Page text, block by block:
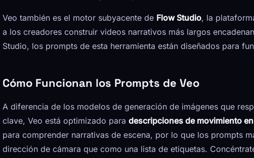
Veo también es el motor subyacente de Flow Studio, la
a los creadores construir videos narrativos más largos
Studio, los prompts de esta herramienta están diseñados para
Cómo Funcionan los Prompts de Veo
A diferencia de los modelos de generación de imágenes que
clave, Veo está optimizado para descripciones de movimiento
para comprender narrativas de escena, por lo que los prompts
dirección de cámara que como una lista de etiquetas.